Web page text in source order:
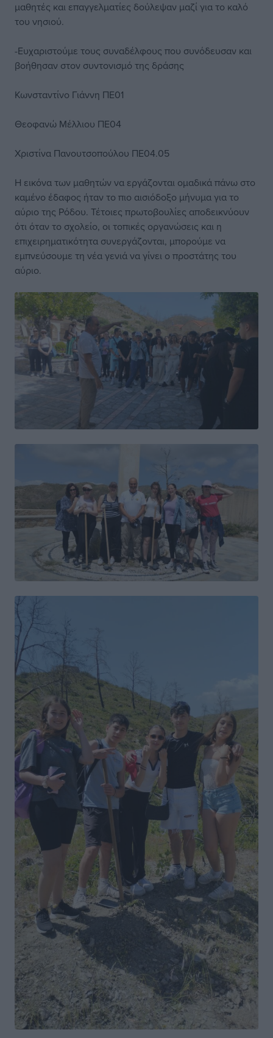
μαθητές και επαγγελματίες δούλεψαν μαζί για το καλό
του νησιού.
-Ευχαριστούμε τους συναδέλφους που συνόδευσαν και
βοήθησαν στον συντονισμό της δράσης
Κωνσταντίνο Γιάννη ΠΕ01
Θεοφανώ Μέλλιου ΠΕ04
Χριστίνα Πανουτσοπούλου ΠΕ04.05
Η εικόνα των μαθητών να εργάζονται ομαδικά πάνω στο
καμένο έδαφος ήταν το πιο αισιόδοξο μήνυμα για το
αύριο της Ρόδου. Τέτοιες πρωτοβουλίες αποδεικνύουν
ότι όταν το σχολείο, οι τοπικές οργανώσεις και η
επιχειρηματικότητα συνεργάζονται, μπορούμε να
εμπνεύσουμε τη νέα γενιά να γίνει ο προστάτης του
αύριο.